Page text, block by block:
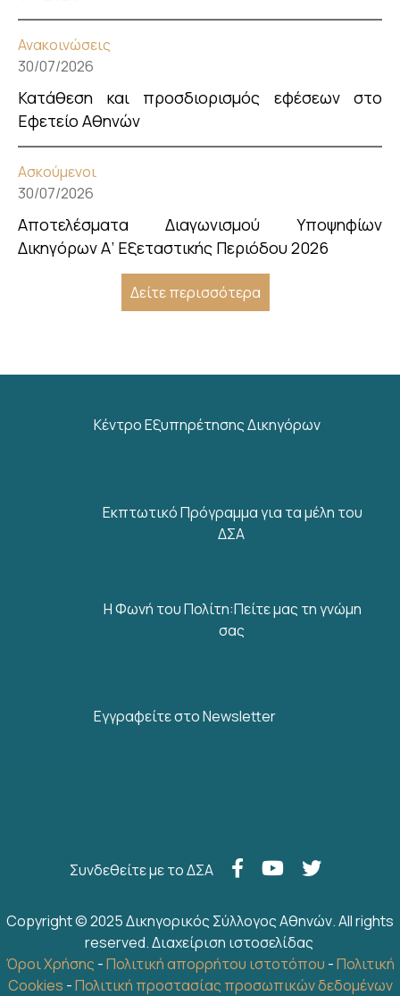
Ανακοινώσεις
30/07/2026
Κατάθεση και προσδιορισμός εφέσεων στο
Εφετείο Αθηνών
Ασκούμενοι
30/07/2026
Αποτελέσματα Διαγωνισμού Υποψηφίων
Δικηγόρων Α’ Εξεταστικής Περιόδου 2026
Δείτε περισσότερα
Κέντρο Εξυπηρέτησης Δικηγόρων
Εκπτωτικό Πρόγραμμα για τα μέλη του
ΔΣΑ
Η Φωνή του Πολίτη:Πείτε μας τη γνώμη
σας
Εγγραφείτε στο Newsletter
Συνδεθείτε με το ΔΣΑ
Copyright © 2025 Δικηγορικός Σύλλογος Αθηνών. All rights
reserved.Διαχείριση ιστοσελίδας
Όροι Χρήσης -Πολιτική απορρήτου ιστοτόπου -Πολιτική
Cookies -Πολιτική προστασίας προσωπικών δεδομένων